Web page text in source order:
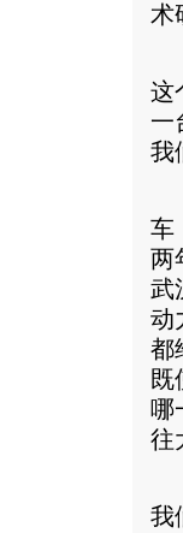
术
这
一
我
车
两
武
动
都
既
哪
往
我